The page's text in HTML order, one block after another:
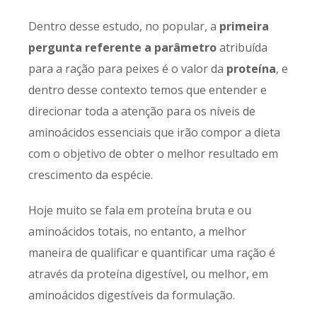
Dentro desse estudo, no popular, a primeira
pergunta referente a parâmetroatribuída
para a ração para peixes é o valor da proteína, e
dentro desse contexto temos que entender e
direcionar toda a atenção para os níveis de
aminoácidos essenciais que irão compor a dieta
com o objetivo de obter o melhor resultado em
crescimento da espécie.
Hoje muito se fala em proteína bruta e ou
aminoácidos totais, no entanto, a melhor
maneira de qualificar e quantificar uma ração é
através da proteína digestível, ou melhor, em
aminoácidos digestíveis da formulação.